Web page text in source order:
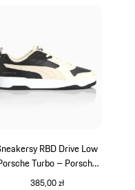
RBD Drive Low
Turbo – Porsche
Legacy x PUMA
385,00 zł